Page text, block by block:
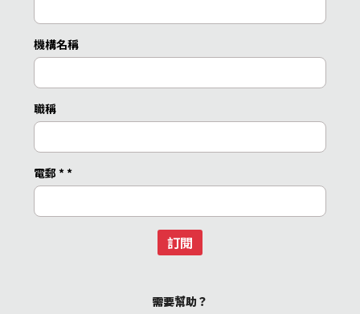
機構名稱
職稱
電郵 **
訂閱
需要幫助？